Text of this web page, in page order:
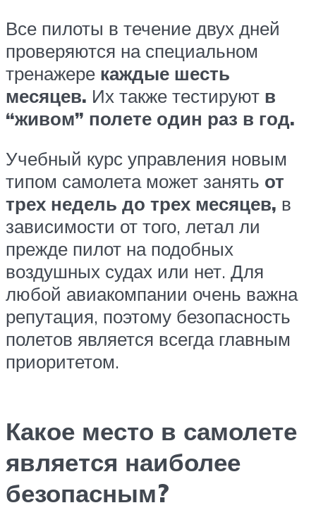
Все пилоты в течение двух дней
проверяются на специальном
тренажере каждые шесть
месяцев. Их также тестируют в
“живом” полете один раз в год.
Учебный курс управления новым
типом самолета может занять от
трех недель до трех месяцев, в
зависимости от того, летал ли
прежде пилот на подобных
воздушных судах или нет. Для
любой авиакомпании очень важна
репутация, поэтому безопасность
полетов является всегда главным
приоритетом.
Какое место в самолете
является наиболее
безопасным?